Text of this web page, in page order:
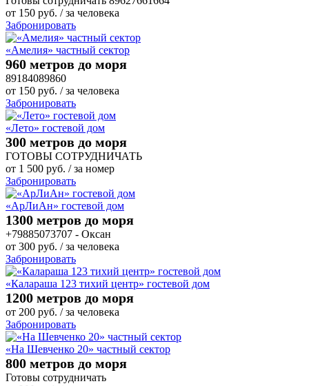
от 150 руб. / за человека
Забронировать
«Амелия» частный сектор
960 метров до моря
89184089860
от 150 руб. / за человека
Забронировать
«Лето» гостевой дом
300 метров до моря
ГОТОВЫ СОТРУДНИЧАТЬ
от 1 500 руб. / за номер
Забронировать
«АрЛиАн» гостевой дом
1300 метров до моря
+79885073707 - Оксан
от 300 руб. / за человека
Забронировать
«Калараша 123 тихий центр» гостевой дом
1200 метров до моря
от 200 руб. / за человека
Забронировать
«На Шевченко 20» частный сектор
800 метров до моря
Готовы сотрудничать